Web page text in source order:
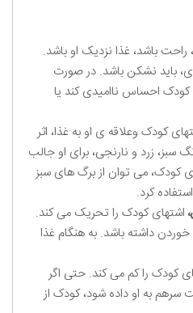
باشد، غذا نزدیک او باشد.
باید نشکن باشد. در صورت
احساس ناامیدی کند یا
کودک وعلاقه ی او به غذا، اثر
سبز، زرد و نارنجی، برای او جالب
کودک، می توان از برگ های سبز
کرد.
اشتهای کودک را تحریک می کند.
خوردن داشته باشد. به هنگام غذا
کودک را کم می کند. حتی اگر
به او داده شود، کودک از